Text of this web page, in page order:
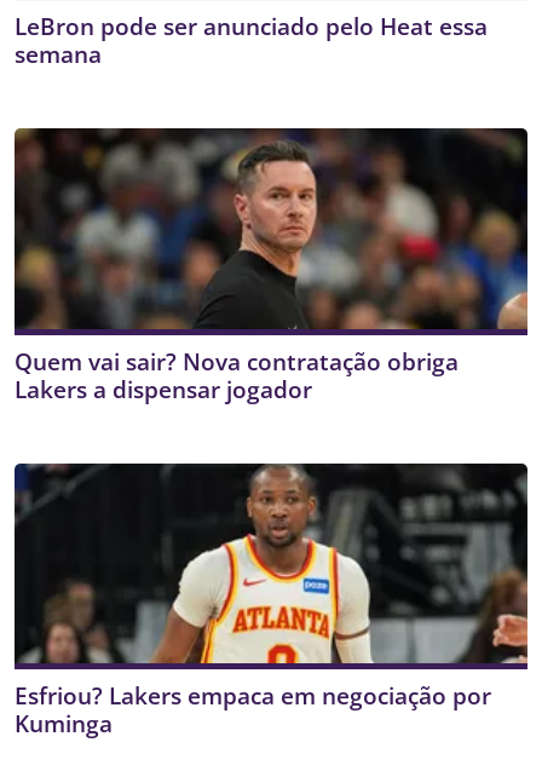
LeBron pode ser anunciado pelo Heat essa
semana
Quem vai sair? Nova contratação obriga
Lakers a dispensar jogador
Esfriou? Lakers empaca em negociação por
Kuminga